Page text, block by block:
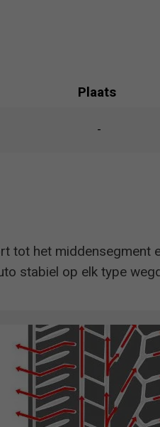
Plaats
-
tot het middensegment
stabiel op elk type